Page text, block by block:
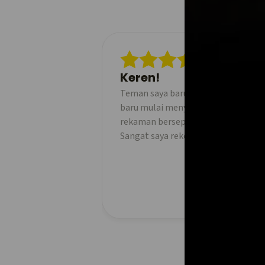
Keren!
Teman saya baru-baru ini
baru mulai menyukai bersepeda
rekaman bersepeda saya. Bahkan
Sangat saya rekomendasikan!